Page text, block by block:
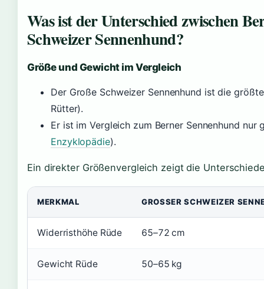
Was ist der Unterschied zwischen
Schweizer Sennenhund?
Größe und Gewicht im Vergleich
Der Große Schweizer Sennenhund ist die
Rütter).
Er ist im Vergleich zum Berner Sennenhund
Enzyklopädie).
Ein direkter Größenvergleich zeigt die
MERKMAL GROSSER SCHWEIZER
Widerristhöhe Rüde 65–72 cm
Gewicht Rüde 50–65 kg